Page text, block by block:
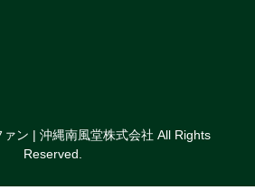
ン | 沖縄南風堂株式会社 All Rights
Reserved.